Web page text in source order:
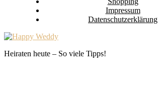
Impressum
Datenschutzerklärung
Heiraten heute – So viele Tipps!